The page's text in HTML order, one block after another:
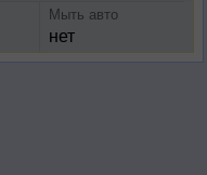
Мыть авто
нет